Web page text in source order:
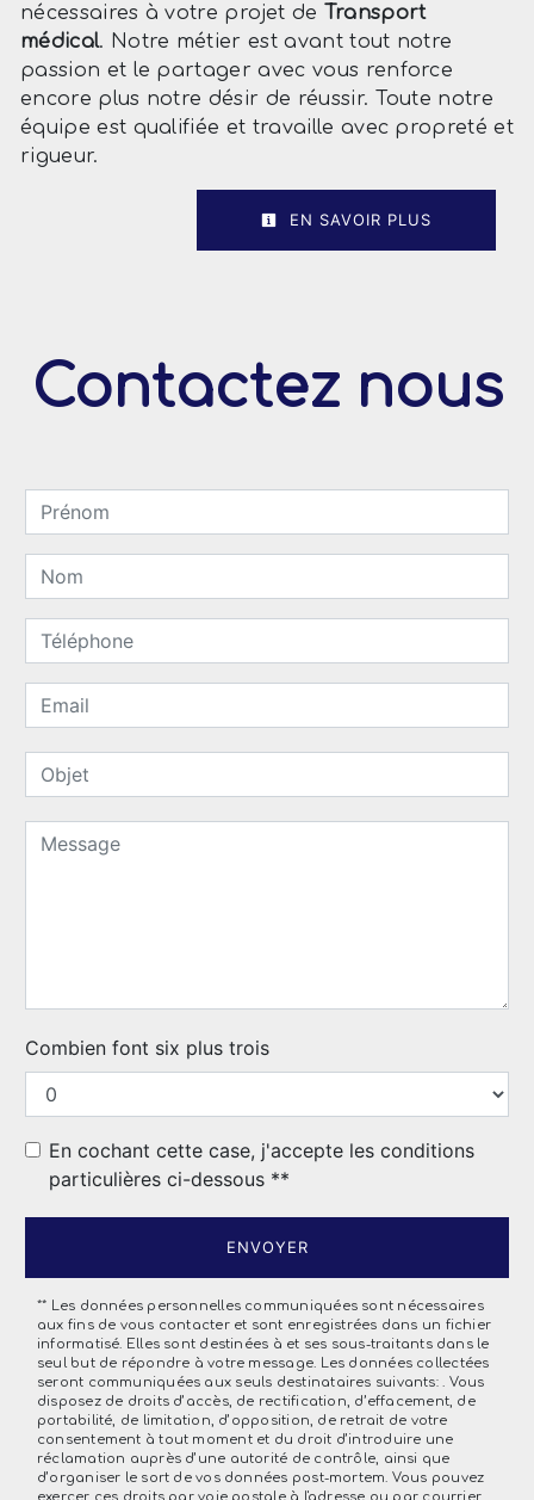
nécessaires à votre projet de Transport
médical. Notre métier est avant tout notre
passion et le partager avec vous renforce
encore plus notre désir de réussir. Toute notre
équipe est qualifiée et travaille avec propreté et
rigueur.
EN SAVOIR PLUS
Contactez nous
Combien font six plus trois
En cochant cette case, j'accepte les conditions
particulières ci-dessous **
ENVOYER
** Les données personnelles communiquées sont nécessaires
aux fins de vous contacter et sont enregistrées dans un fichier
informatisé. Elles sont destinées à et ses sous-traitants dans le
seul but de répondre à votre message. Les données collectées
seront communiquées aux seuls destinataires suivants: . Vous
disposez de droits d’accès, de rectification, d’effacement, de
portabilité, de limitation, d’opposition, de retrait de votre
consentement à tout moment et du droit d’introduire une
réclamation auprès d’une autorité de contrôle, ainsi que
d’organiser le sort de vos données post-mortem. Vous pouvez